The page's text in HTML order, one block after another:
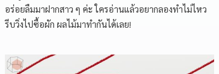
อร่อยลืมมาฝากสาว ๆ ค่ะ ใครอ่านแล้วอยากลองทำไม่ไหว
รีบวิ่งไปซื้อผัก ผลไม้มาทำกันได้เลย!